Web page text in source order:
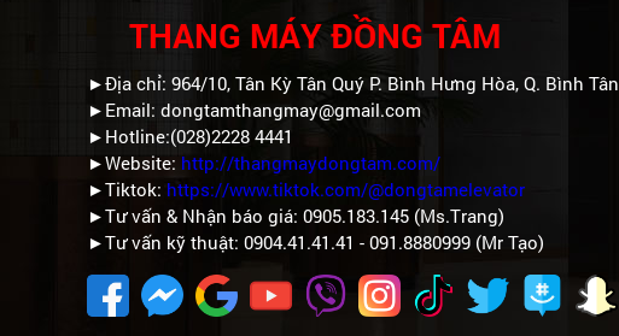
THANG MÁY ĐỒNG TÂM
►Địa chỉ: 964/10, Tân Kỳ Tân Quý P. Bình Hưng Hòa, Q. Bình Tân
►Email: dongtamthangmay@gmail.com
►Hotline:(028)2228 4441
►Website: http://thangmaydongtam.com/
►Tiktok: https://www.tiktok.com/@dongtamelevator
►Tư vấn & Nhận báo giá: 0905.183.145 (Ms.Trang)
►Tư vấn kỹ thuật: 0904.41.41.41 - 091.8880999 (Mr Tạo)